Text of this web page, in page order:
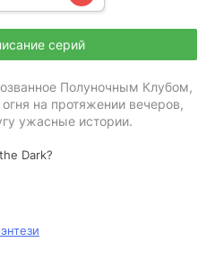
серий
Полуночным Клубом,
на протяжении вечеров,
ужасные истории.
Dark?